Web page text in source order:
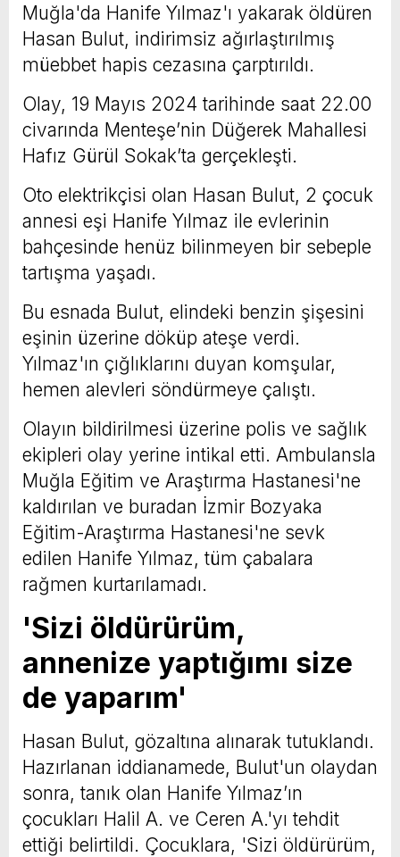
Muğla'da Hanife Yılmaz'ı yakarak öldüren
Hasan Bulut, indirimsiz ağırlaştırılmış
müebbet hapis cezasına çarptırıldı.
Olay, 19 Mayıs 2024 tarihinde saat 22.00
civarında Menteşe’nin Düğerek Mahallesi
Hafız Gürül Sokak’ta gerçekleşti.
Oto elektrikçisi olan Hasan Bulut, 2 çocuk
annesi eşi Hanife Yılmaz ile evlerinin
bahçesinde henüz bilinmeyen bir sebeple
tartışma yaşadı.
Bu esnada Bulut, elindeki benzin şişesini
eşinin üzerine döküp ateşe verdi.
Yılmaz'ın çığlıklarını duyan komşular,
hemen alevleri söndürmeye çalıştı.
Olayın bildirilmesi üzerine polis ve sağlık
ekipleri olay yerine intikal etti. Ambulansla
Muğla Eğitim ve Araştırma Hastanesi'ne
kaldırılan ve buradan İzmir Bozyaka
Eğitim-Araştırma Hastanesi'ne sevk
edilen Hanife Yılmaz, tüm çabalara
rağmen kurtarılamadı.
'Sizi öldürürüm,
annenize yaptığımı size
de yaparım'
Hasan Bulut, gözaltına alınarak tutuklandı.
Hazırlanan iddianamede, Bulut'un olaydan
sonra, tanık olan Hanife Yılmaz’ın
çocukları Halil A. ve Ceren A.'yı tehdit
ettiği belirtildi. Çocuklara, 'Sizi öldürürüm,